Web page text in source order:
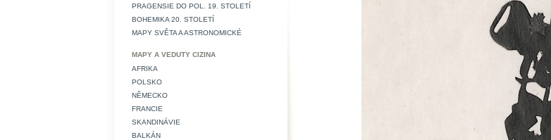
PRAGENSIE DO POL. 19. STOLETÍ
BOHEMIKA 20. STOLETÍ
MAPY SVĚTA A ASTRONOMICKÉ
MAPY A VEDUTY CIZINA
AFRIKA
POLSKO
NĚMECKO
FRANCIE
SKANDINÁVIE
BALKÁN